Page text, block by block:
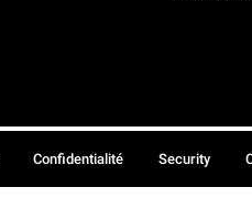
Confidentialité Security